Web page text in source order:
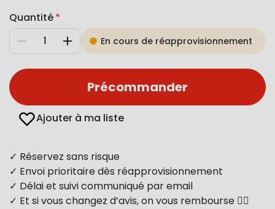
Quantité
Diminuer AugmenterEn cours de réapprovisionnement
Précommander
Ajouter à ma liste
✓ Réservez sans risque
✓ Envoi prioritaire dès réapprovisionnement
✓ Délai et suivi communiqué par email
✓ Et si vous changez d’avis, on vous rembourse 👍🏻